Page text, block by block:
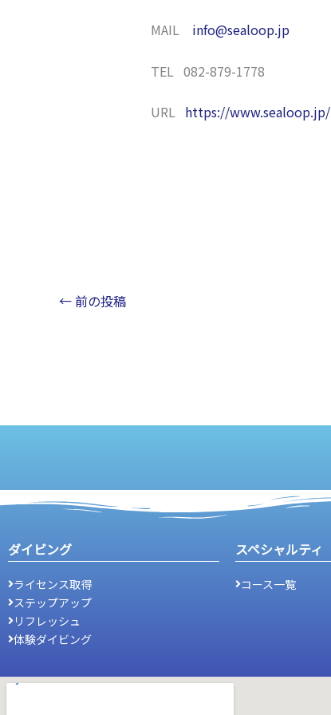
MAIL info@sealoop.jp
TEL 082-879-1778
URL https://www.sealoop.jp/
←前の投稿
ダイビング
ライセンス取得
ステップアップ
リフレッシュ
体験ダイビング
スペシャルティ
コース一覧